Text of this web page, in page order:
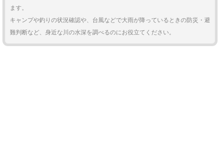
ます。
キャンプや釣りの状況確認や、台風などで大雨が降っているときの防災・避
難判断など、身近な川の水深を調べるのにお役立てください。